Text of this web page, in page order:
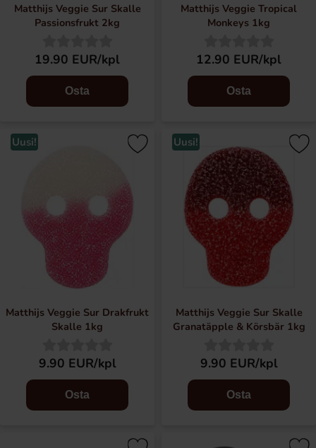
Matthijs Veggie Sur Skalle
Passionsfrukt 2kg
19.90 EUR/kpl
Osta
Matthijs Veggie Tropical
Monkeys 1kg
12.90 EUR/kpl
Osta
Uusi!
Matthijs Veggie Sur Drakfrukt
Skalle 1kg
9.90 EUR/kpl
Osta
Uusi!
Matthijs Veggie Sur Skalle
Granatäpple & Körsbär 1kg
9.90 EUR/kpl
Osta